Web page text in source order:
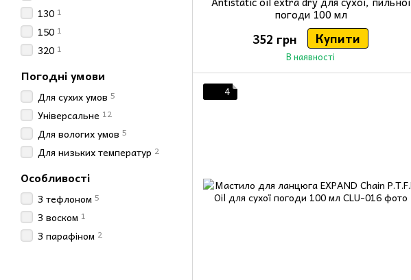
погоди 100 мл
352 грн Купити
В наявності
4
130 1
150 1
320 1
Погодні умови
Для сухих умов 5
Універсальне 12
Для вологих умов 5
Для низьких температур 2
Особливості
З тефлоном 5
З воском 1
З парафіном 2